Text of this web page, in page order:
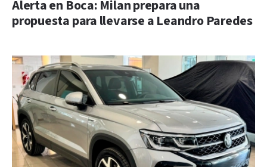
Alerta en Boca: Milan prepara una
propuesta para llevarse a Leandro Paredes